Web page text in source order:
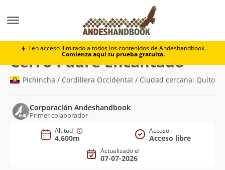
Ten acceso ilimitado a todos los contenidos de Andeshandbook.
Comienza aquí tu prueba gratuita.
Cerro Padre Encantado
Cerro Padre Encantado
Pichincha / Cordillera Occidental / Ciudad cercana: Quito
Corporación Andeshandbook
Primer colaborador
Altitud
4.600m
Acceso
Acceso libre
Actualizado el
07-07-2026